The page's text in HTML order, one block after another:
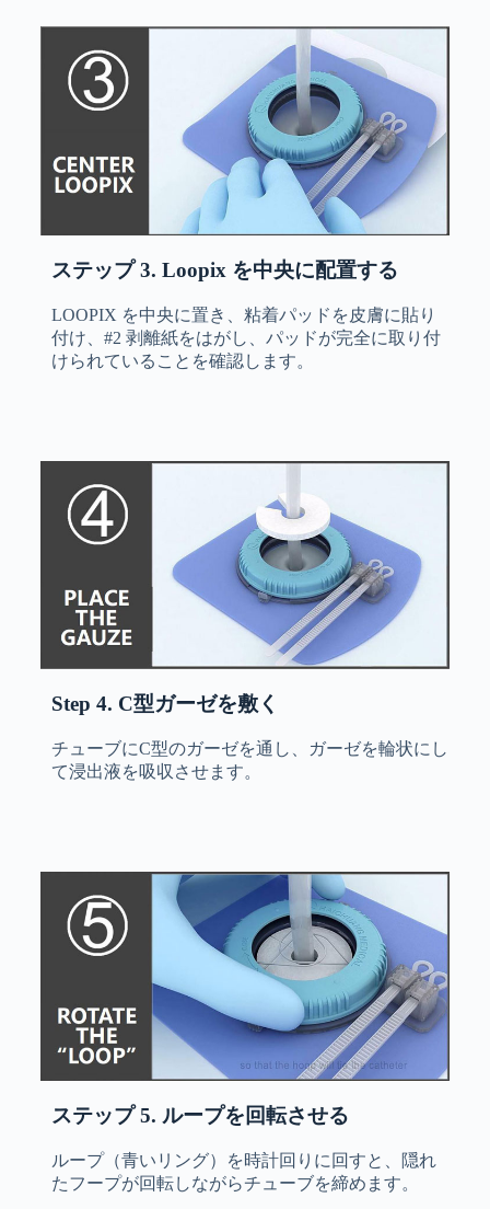
ステップ 3. Loopix を中央に配置する
LOOPIX を中央に置き、粘着パッドを皮膚に貼り
付け、#2 剥離紙をはがし、パッドが完全に取り付
けられていることを確認します。
Step 4. C型ガーゼを敷く
チューブにC型のガーゼを通し、ガーゼを輪状にし
て浸出液を吸収させます。
ステップ 5. ループを回転させる
ループ（青いリング）を時計回りに回すと、隠れ
たフープが回転しながらチューブを締めます。